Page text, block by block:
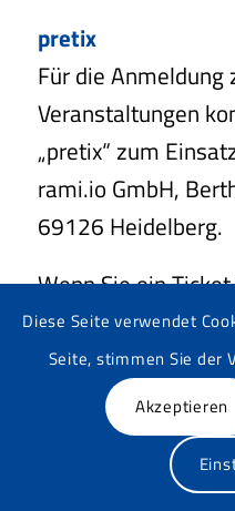
pretix
Für die Anmeldung
Veranstaltungen
„pretix“ zum
rami.io GmbH,
69126 Heidelberg.
Wenn Sie ein
pretix die Daten
gewünschten
die Daten an uns
Fall werden
Namen,
Diese Seite verwendet
Seite, stimmen Sie der
Akzeptieren